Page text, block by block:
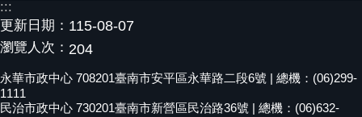
:::
更新日期： 115-08-07
瀏覽人次： 204
永華市政中心 708201臺南市安平區永華路二段6號 | 總機：(06)299-
1111
民治市政中心 730201臺南市新營區民治路36號 | 總機：(06)632-